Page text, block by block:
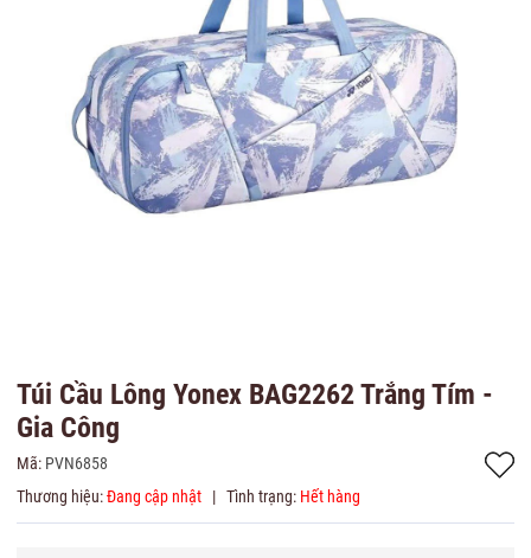
Túi Cầu Lông Yonex BAG2262 Trắng Tím -
Gia Công
Mã: PVN6858
Thương hiệu:Đang cập nhật | Tình trạng: Hết hàng